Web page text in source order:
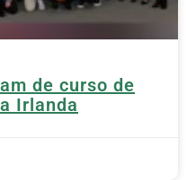
de curso de
Irlanda